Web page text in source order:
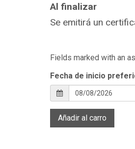
Al finalizar
Se emitirá un
Fields marked with an
Fecha de inicio
Añadir al carro